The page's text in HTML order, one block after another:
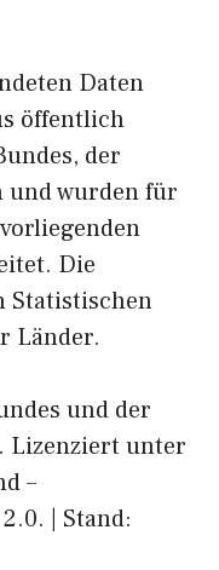
Daten
öffentlich
der
und wurden für
Die
Statistischen
Länder.
und der
Lizenziert unter
–
| Stand: